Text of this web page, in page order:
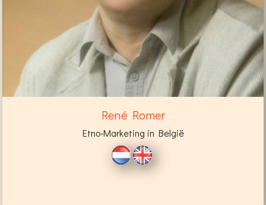
René Romer
Etno-Marketing in België